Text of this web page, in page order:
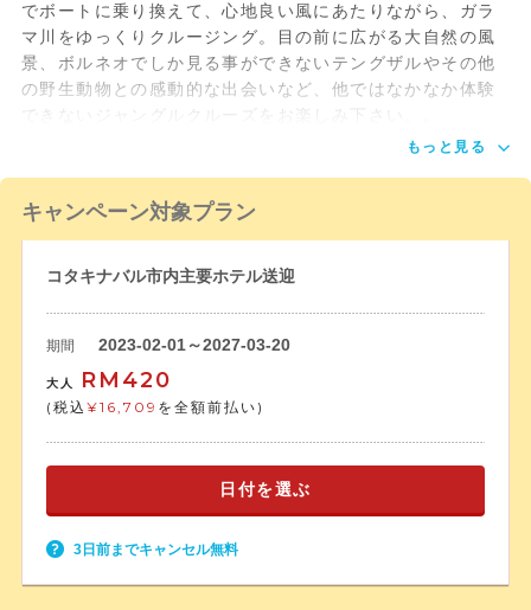
でボートに乗り換えて、心地良い風にあたりながら、ガラ
マ川をゆっくりクルージング。目の前に広がる大自然の風
景、ボルネオでしか見る事ができないテングザルやその他
の野生動物との感動的な出会いなど、他ではなかなか体験
できないジャングルクルーズをお楽しみ下さい。。
もっと見る
キャンペーン対象プラン
コタキナバル市内主要ホテル送迎
期間 2023-02-01～2027-03-20
大人 RM420
(税込 ¥16,709 を全額前払い)
日付を選ぶ
3日前までキャンセル無料